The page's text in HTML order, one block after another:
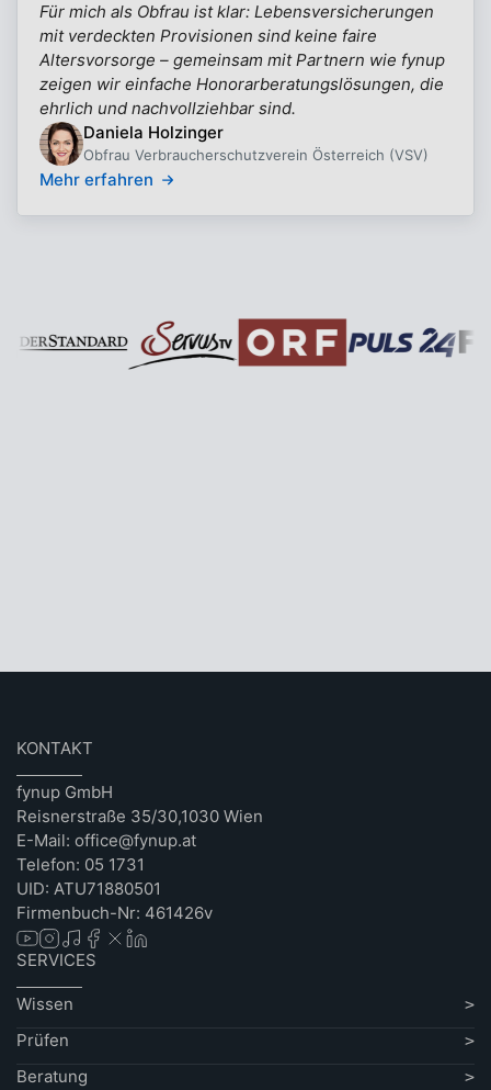
Für mich als Obfrau ist klar: Lebensversicherungen
mit verdeckten Provisionen sind keine faire
Altersvorsorge – gemeinsam mit Partnern wie fynup
zeigen wir einfache Honorarberatungslösungen, die
ehrlich und nachvollziehbar sind.
Daniela Holzinger
Obfrau Verbraucherschutzverein Österreich (VSV)
Mehr erfahren
KONTAKT
fynup GmbH
Reisnerstraße 35/30,1030 Wien
E-Mail: office@fynup.at
Telefon: 05 1731
UID: ATU71880501
Firmenbuch-Nr: 461426v
SERVICES
Wissen
Prüfen
Beratung